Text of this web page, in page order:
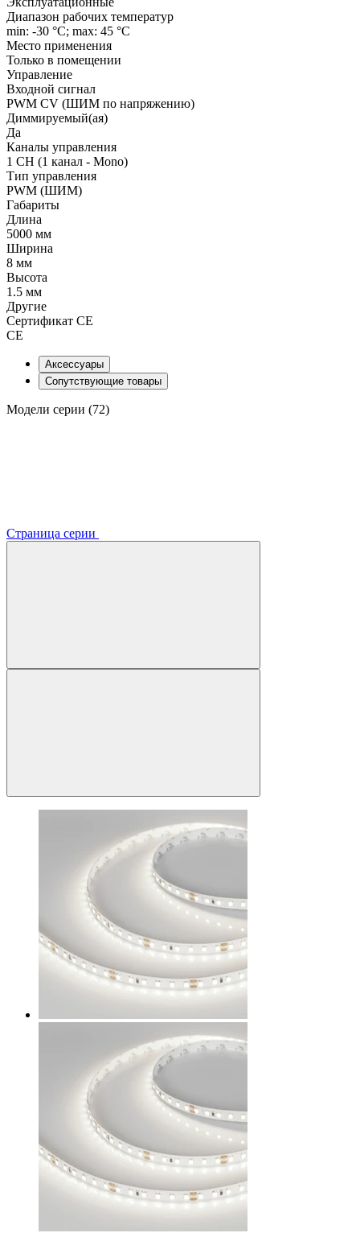
Диапазон рабочих температур
min: -30 °C; max: 45 °C
Место применения
Только в помещении
Управление
Входной сигнал
PWM СV (ШИМ по напряжению)
Диммируемый(ая)
Да
Каналы управления
1 CH (1 канал - Mono)
Тип управления
PWM (ШИМ)
Габариты
Длина
5000 мм
Ширина
8 мм
Высота
1.5 мм
Другие
Сертификат CE
CE
Аксессуары
Сопутствующие товары
Модели серии (72)
Страница серии